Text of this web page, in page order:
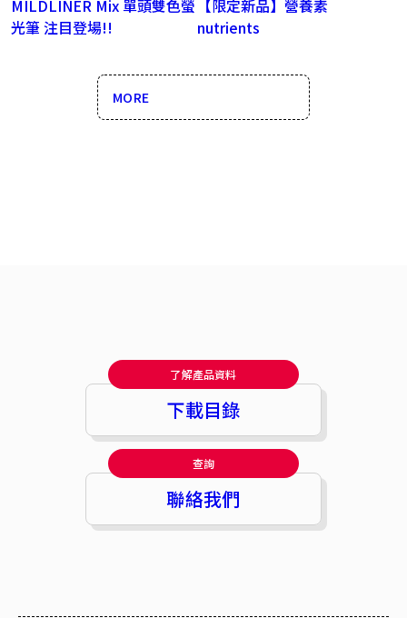
MILDLINER Mix 單頭雙色螢
光筆 注目登場!!
【限定新品】營養素
nutrients
MORE
了解產品資料
下載目錄
查詢
聯絡我們